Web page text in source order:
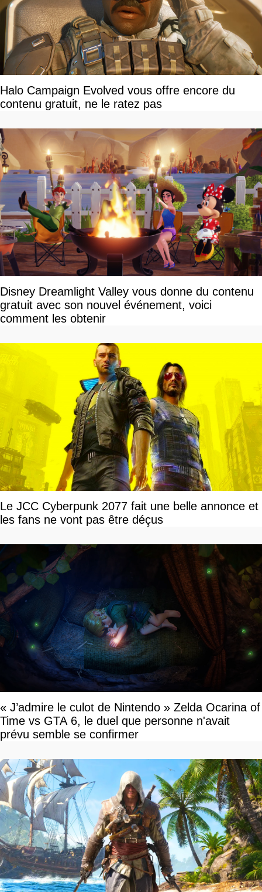
Halo Campaign Evolved vous offre encore du
contenu gratuit, ne le ratez pas
Disney Dreamlight Valley vous donne du contenu
gratuit avec son nouvel événement, voici
comment les obtenir
Le JCC Cyberpunk 2077 fait une belle annonce et
les fans ne vont pas être déçus
« J’admire le culot de Nintendo » Zelda Ocarina of
Time vs GTA 6, le duel que personne n'avait
prévu semble se confirmer